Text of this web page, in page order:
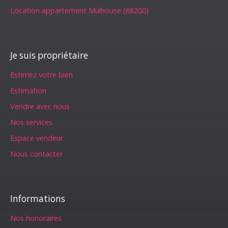
Location appartement Mulhouse (68200)
Je suis propriétaire
Estimez votre bien
Estimation
Vendre avec nous
Nos services
Espace vendeur
Nous contacter
Informations
Nos honoraires